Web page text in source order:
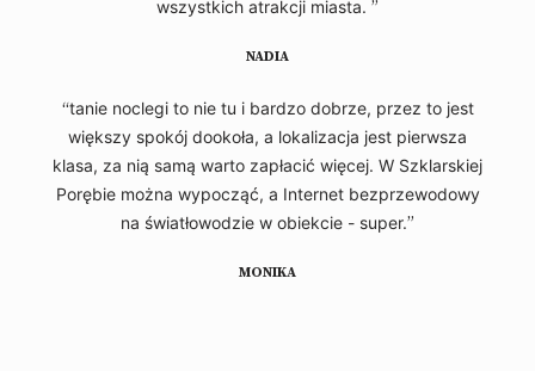
wszystkich atrakcji miasta. ”
NADIA
“tanie noclegi to nie tu i bardzo dobrze, przez to jest
większy spokój dookoła, a lokalizacja jest pierwsza
klasa, za nią samą warto zapłacić więcej. W Szklarskiej
Porębie można wypocząć, a Internet bezprzewodowy
na światłowodzie w obiekcie - super.”
MONIKA